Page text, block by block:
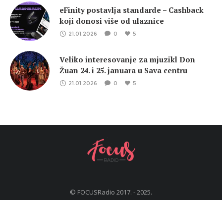
eFinity postavlja standarde – Cashback
koji donosi više od ulaznice
21.01.2026 0 5
Veliko interesovanje za mjuzikl Don
Žuan 24. i 25. januara u Sava centru
21.01.2026 0 5
© FOCUSRadio 2017. - 2025.